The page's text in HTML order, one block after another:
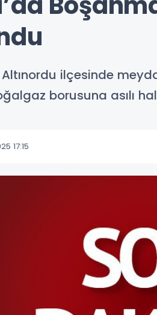
Altınordu ilçesinde
borusuna asılı
17:15